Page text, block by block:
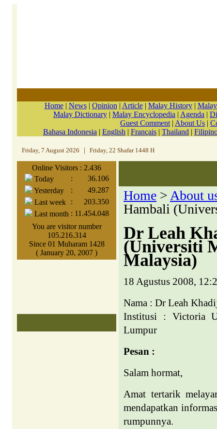
Home| News| Opinion | Article| Malay History|
Malay Dictionary | Malay Encyclopedia | Agenda |
Guest Comment | About Us |
Bahasa Indonesia | English | Français | Thailand |
Friday, 7 August 2026 Friday, 22 Shafar 1448 H
Online Visitors : 2.436
Today
:
36.106
Yesterday
:
49.287
Last week
:
203.350
Last month : 11.454.048
You are visitor number
105.216.314
Since 01 Muharam 1428
( January 20, 2007 )
Home > About
Hambali
Dr Leah
(Universiti
Malaysia)
18 Agustus 2008,
Nama : Dr Leah
Institusi : Victoria
Lumpur
Pesan :
Salam hormat,
Amat tertarik
mendapatkan
rumpunnya.